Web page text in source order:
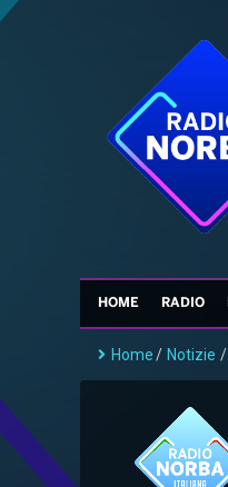
HOME RADIO
Home/ Notizie /